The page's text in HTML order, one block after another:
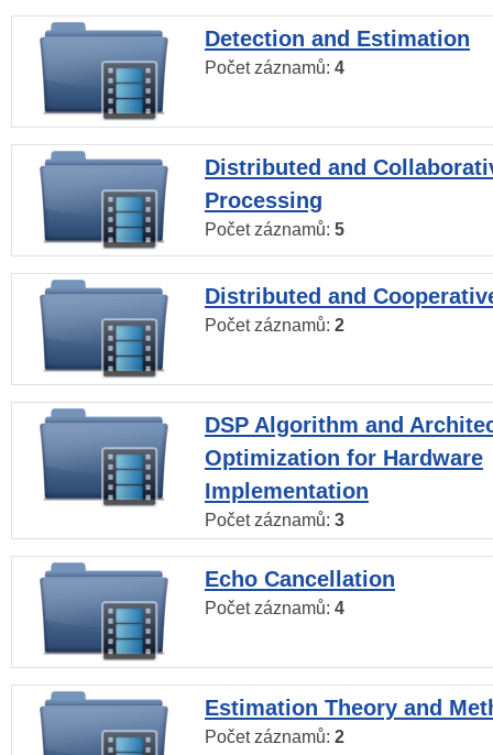
Detection and Estimation
Počet záznamů: 4
Distributed and
Processing
Počet záznamů: 5
Distributed and
Počet záznamů: 2
DSP Algorithm and
Optimization for Hardware
Implementation
Počet záznamů: 3
Echo Cancellation
Počet záznamů: 4
Estimation Theory and
Počet záznamů: 2